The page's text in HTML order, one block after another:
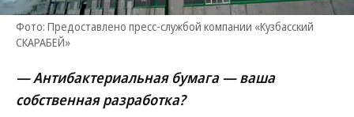
Фото: Предоставлено пресс-службой компании «Кузбасский
СКАРАБЕЙ»
— Антибактериальная бумага — ваша
собственная разработка?